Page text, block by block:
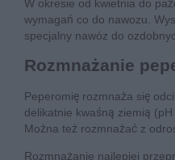
W okresie od kwietnia do
wymagań co do nawozu.
specjalny nawóz do
Rozmnażanie
Peperomię rozmnaża się
delikatnie kwaśną ziemią
Można też rozmnażać z
Rozmnażanie najlepiej